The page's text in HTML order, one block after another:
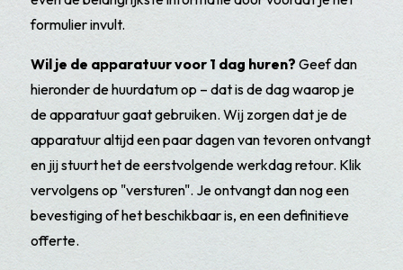
formulier invult.
Wil je de apparatuur voor 1 dag huren? Geef dan
hieronder de huurdatum op – dat is de dag waarop je
de apparatuur gaat gebruiken. Wij zorgen dat je de
apparatuur altijd een paar dagen van tevoren ontvangt
en jij stuurt het de eerstvolgende werkdag retour. Klik
vervolgens op "versturen". Je ontvangt dan nog een
bevestiging of het beschikbaar is, en een definitieve
offerte.